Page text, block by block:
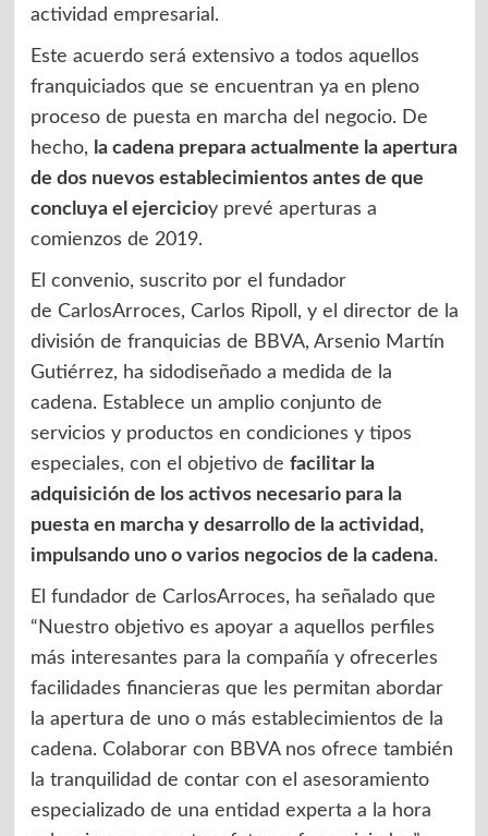
actividad empresarial.
Este acuerdo será extensivo a todos aquellos
franquiciados que se encuentran ya en pleno
proceso de puesta en marcha del negocio. De
hecho, la cadena prepara actualmente la apertura
de dos nuevos establecimientos antes de que
concluya el ejercicioy prevé aperturas a
comienzos de 2019.
El convenio, suscrito por el fundador
de CarlosArroces, Carlos Ripoll, y el director de la
división de franquicias de BBVA, Arsenio Martín
Gutiérrez, ha sidodiseñado a medida de la
cadena. Establece un amplio conjunto de
servicios y productos en condiciones y tipos
especiales, con el objetivo de facilitar la
adquisición de los activos necesario para la
puesta en marcha y desarrollo de la actividad,
impulsando uno o varios negocios de la cadena.
El fundador de CarlosArroces, ha señalado que
“Nuestro objetivo es apoyar a aquellos perfiles
más interesantes para la compañía y ofrecerles
facilidades financieras que les permitan abordar
la apertura de uno o más establecimientos de la
cadena. Colaborar con BBVA nos ofrece también
la tranquilidad de contar con el asesoramiento
especializado de una entidad experta a la hora